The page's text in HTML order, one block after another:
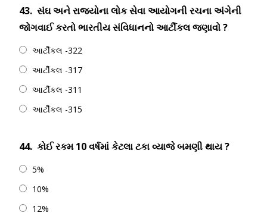
43. સંઘ અને રાજયોના લોક સેવા આયોગની રચના અંગેની
જોગવાઈ કરતો ભારતીય સંવિધાનનો આર્ટીકલ જણાવો ?
આર્ટીકલ -322
આર્ટીકલ -317
આર્ટીકલ -311
આર્ટીકલ -315
44. કોઈ રકમ 10 વર્ષમાં કેટલા ટકા વ્યાજે બમણી થાય ?
5%
10%
12%